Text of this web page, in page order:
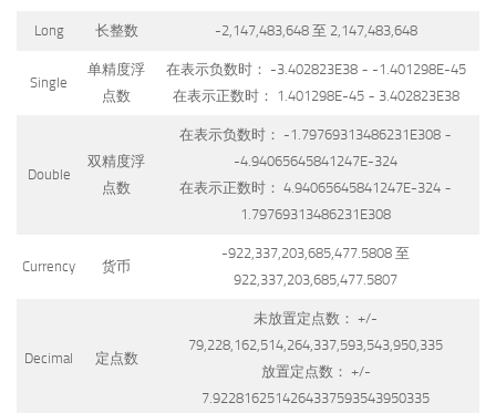
Long 长整数 -2,147,483,648 至 2,147,483,648
Single
单精度浮
点数
在表示负数时： -3.402823E38 ~ -1.401298E-45
在表示正数时： 1.401298E-45 ~ 3.402823E38
Double
双精度浮
点数
在表示负数时： -1.79769313486231E308 ~
-4.94065645841247E-324
在表示正数时： 4.94065645841247E-324 ~
1.79769313486231E308
Currency 货币
-922,337,203,685,477.5808 至
922,337,203,685,477.5807
Decimal 定点数
未放置定点数： +/-
79,228,162,514,264,337,593,543,950,335
放置定点数： +/-
7.9228162514264337593543950335